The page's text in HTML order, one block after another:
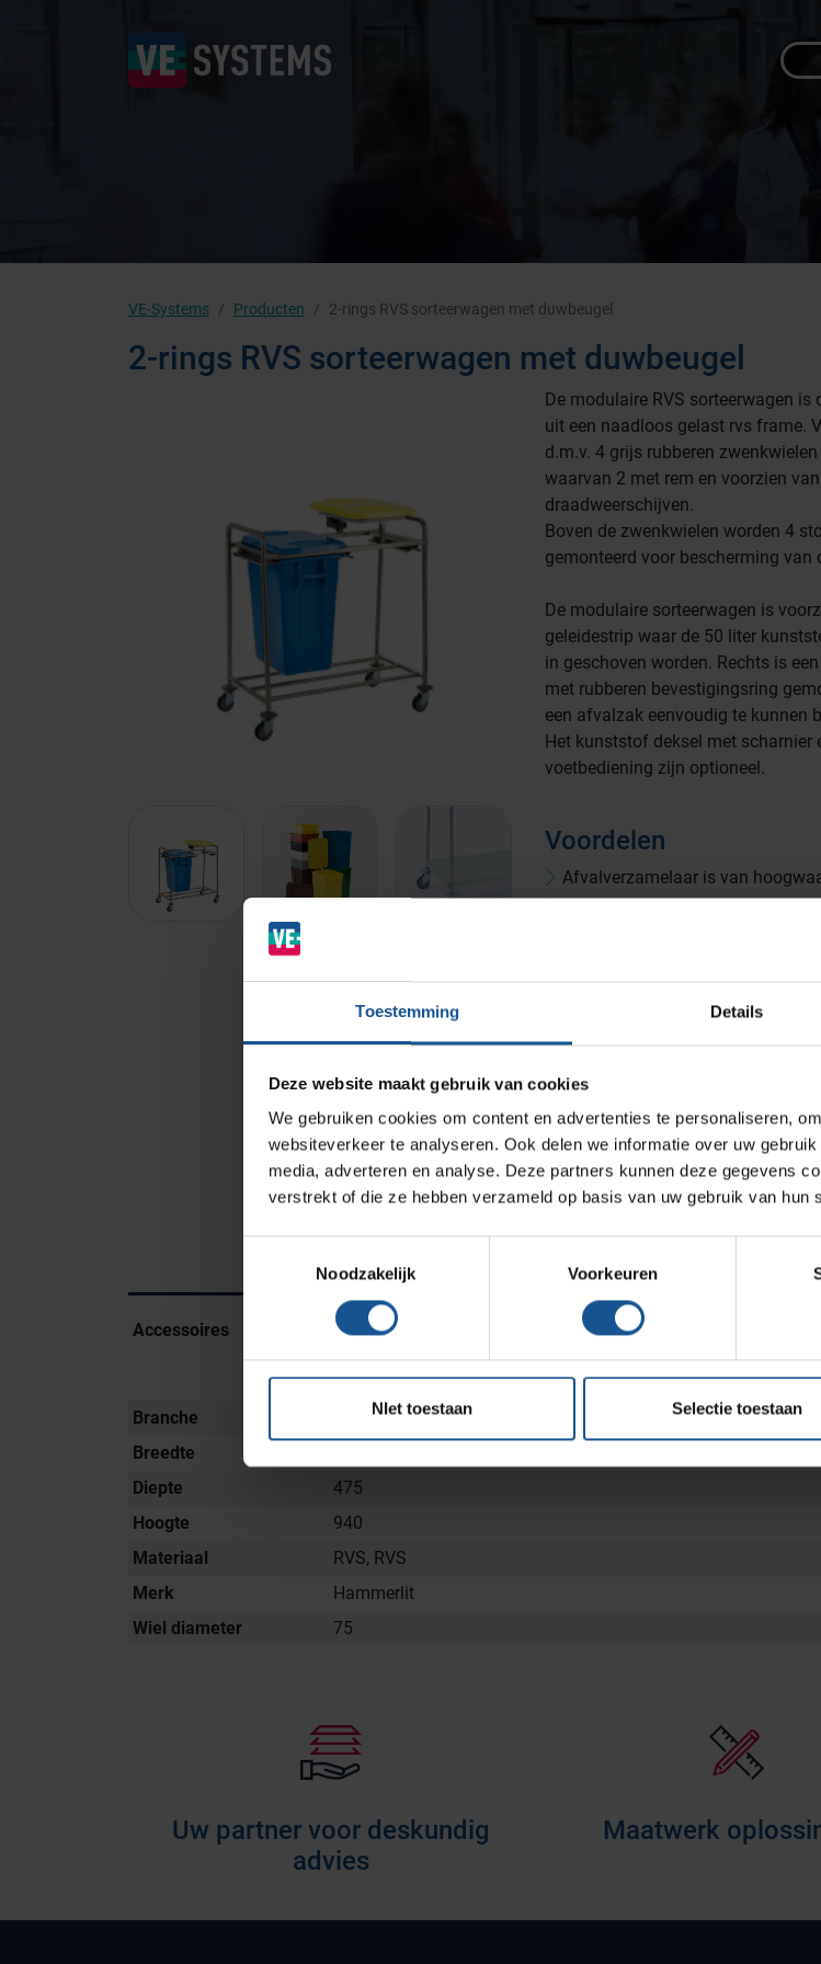
Toestemming Details
Deze website maakt gebruik van cookies
We gebruiken cookies om content en advertenties te personaliseren,
websiteverkeer te analyseren. Ook delen we informatie over uw
media, adverteren en analyse. Deze partners kunnen deze gegevens
verstrekt of die ze hebben verzameld op basis van uw gebruik van hun
Noodzakelijk
Voorkeuren
NIet toestaan Selectie toestaan
VE-Systems Producten 2-rings RVS sorteerwagen met duwbeugel
2-rings RVS sorteerwagen met duwbeugel
De modulaire RVS sorteerwagen is
uit een naadloos gelast rvs frame.
d.m.v. 4 grijs rubberen
waarvan 2 met rem en voorzien van
draadweerschijven.
Boven de zwenkwielen worden 4
gemonteerd voor bescherming van
De modulaire sorteerwagen is
geleidestrip waar de 50 liter
in geschoven worden. Rechts is
met rubberen bevestigingsring
een afvalzak eenvoudig te kunnen
Het kunststof deksel met scharnier
voetbediening zijn optioneel.
Voordelen
Afvalverzamelaar is van
Voetbediening op de deksel
Dekseldemping
Kunststof deksel met scharnier en
bruin - grijs - zwart
Accessoires
Dekseldemping, Kunststof deksel met scharnier en leverbaar in
wit - groen - blauw - rood - geel - bruin - grijs - zwart,
deksel
Branche
Afvalinzamelaars, Ziekenhuizen en klinieken, Zorginstellingen
Breedte
Diepte
475
Hoogte
940
Materiaal
RVS, RVS
Merk
Hammerlit
Wiel diameter
75
Uw partner voor deskundig
advies
Maatwerk
Branches
Ziekenhuizen en klinieken
Zorginstellingen
Laboratoria
Afvalinzamelaars
Farmaceutische industrie
Solutions
RVS Werkplekinrichting
Modulaire Inrichtingssystemen
Opslagsystemen en
voorraadbeheer
Productlijnen
Medische
Opslagmogelijkheden
Medische
Medicijn- en
Werkplekinrichting
Assortiment